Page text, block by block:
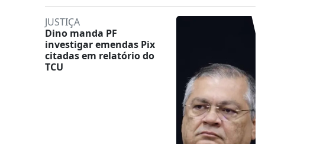
JUSTIÇA
Dino manda PF
investigar emendas Pix
citadas em relatório do
TCU